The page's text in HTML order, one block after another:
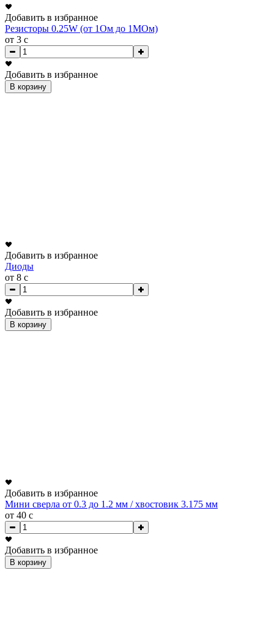
Добавить в избранное
Резисторы 0.25W (от 1Ом до 1МОм)
от 3 c
Добавить в избранное
В корзину
Добавить в избранное
Диоды
от 8 c
Добавить в избранное
В корзину
Добавить в избранное
Мини сверла от 0.3 до 1.2 мм / хвостовик 3.175 мм
от 40 c
Добавить в избранное
В корзину